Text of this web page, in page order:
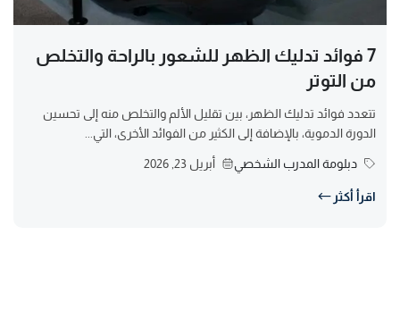
7 فوائد تدليك الظهر للشعور بالراحة والتخلص
من التوتر
تتعدد فوائد تدليك الظهر، بين تقليل الألم والتخلص منه إلى تحسين
الدورة الدموية، بالإضافة إلى الكثير من الفوائد الأخرى، التي...
دبلومة المدرب الشخصي أبريل 23, 2026
اقرأ أكثر